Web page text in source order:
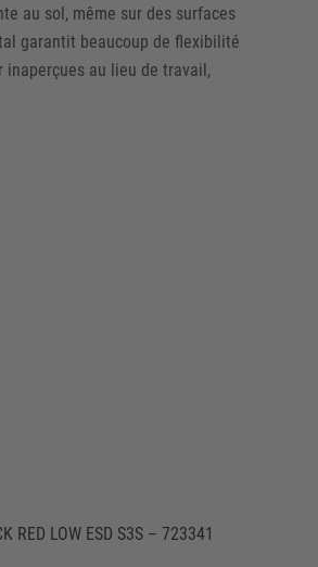
au sol, même sur des surfaces
garantit beaucoup de flexibilité
inaperçues au lieu de travail,
RED LOW ESD S3S – 723341